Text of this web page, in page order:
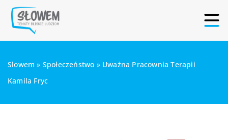
Slowem » Społeczeństwo » Uważna Pracownia Terapii
Kamila Fryc